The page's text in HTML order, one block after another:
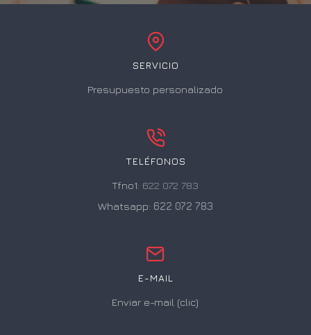
SERVICIO
Presupuesto personalizado
TELÉFONOS
Tfno1: 622 072 783
Whatsapp: 622 072 783
E-MAIL
Enviar e-mail (clic)